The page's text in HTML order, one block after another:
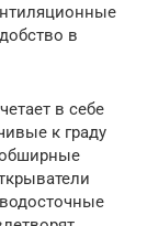
в
в себе
к граду